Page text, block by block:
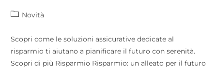
Novità
Scopri come le soluzioni assicurative dedicate al
risparmio ti aiutano a pianificare il futuro con serenità.
Scopri di più Risparmio Risparmio: un alleato per il futuro